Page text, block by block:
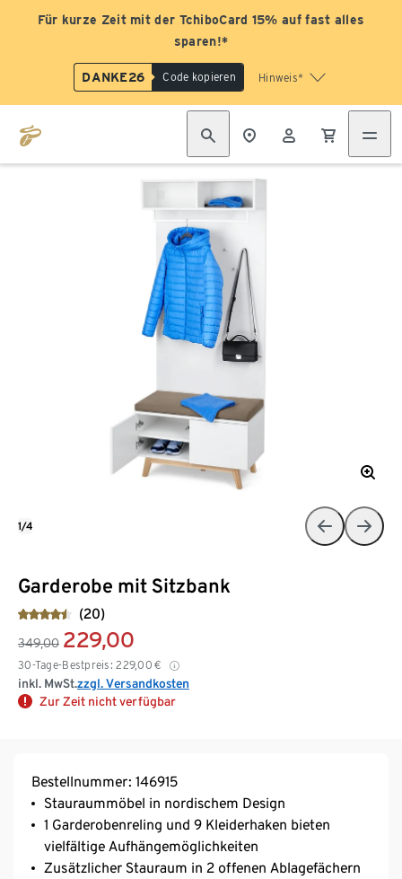
Für kurze Zeit mit der TchiboCard 15% auf fast alles
sparen!*
DANKE26 Code kopieren Hinweis*
Garderobe mit Sitzbank
(20)
349,00 229,00
30-Tage-Bestpreis: 229,00 €
inkl. MwSt.zzgl. Versandkosten
Zur Zeit nicht verfügbar
1/4
Bestellnummer: 146915
Stauraummöbel in nordischem Design
1 Garderobenreling und 9 Kleiderhaken bieten
vielfältige Aufhängemöglichkeiten
Zusätzlicher Stauraum in 2 offenen Ablagefächern